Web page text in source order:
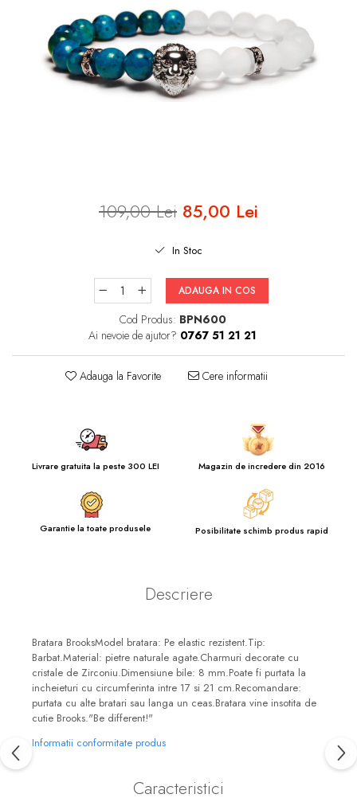
INELE DAMA
CERCEI
CEASURI DAMA
109,00 Lei 85,00 Lei
In Stoc
ADAUGA IN COS
Cod Produs: BPN600
Ai nevoie de ajutor? 0767 51 21 21
Adauga la Favorite Cere informatii
Livrare gratuita la peste 300 LEI Magazin de incredere din 2016
Garantie la toate produsele Posibilitate schimb produs rapid
Descriere
Bratara BrooksModel bratara: Pe elastic rezistent.Tip:
Barbat.Material: pietre naturale agate.Charmuri decorate cu
cristale de Zirconiu.Dimensiune bile: 8 mm.Poate fi purtata la
incheieturi cu circumferinta intre 17 si 21 cm.Recomandare:
purtata cu alte bratari sau langa un ceas.Bratara vine insotita de
cutie Brooks."Be different!"
Informatii conformitate produs
Caracteristici